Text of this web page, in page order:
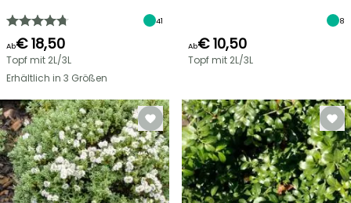
41
Ab€ 18,50
Topf mit 2L/3L
Erhältlich in 3 Größen
8
Ab€ 10,50
Topf mit 2L/3L